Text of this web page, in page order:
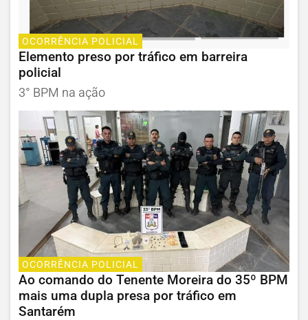
OCORRÊNCIA POLICIAL
Elemento preso por tráfico em barreira
policial
3° BPM na ação
OCORRÊNCIA POLICIAL
Ao comando do Tenente Moreira do 35º BPM
mais uma dupla presa por tráfico em
Santarém